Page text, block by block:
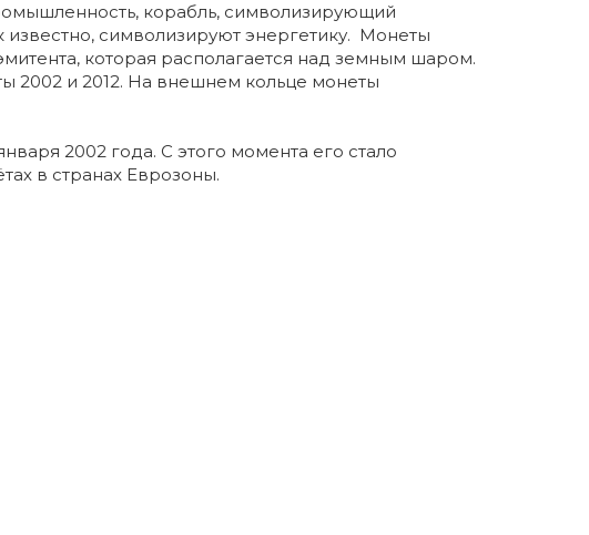
корабль, символизирующий
символизируют энергетику. Монеты
которая располагается над земным шаром.
и 2012. На внешнем кольце монеты
2002 года. С этого момента его стало
в странах Еврозоны.